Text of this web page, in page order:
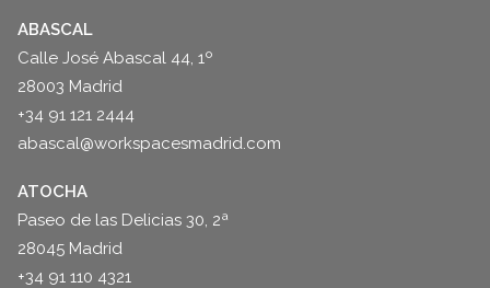
ABASCAL
Calle José Abascal 44, 1º
28003 Madrid
+34 91 121 2444
abascal@workspacesmadrid.com
ATOCHA
Paseo de las Delicias 30, 2ª
28045 Madrid
+34 91 110 4321